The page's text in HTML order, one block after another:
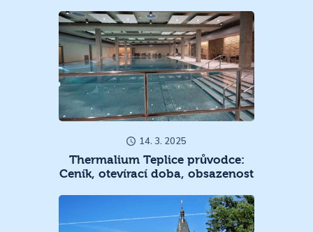
14. 3. 2025
Thermalium Teplice průvodce:
Ceník, otevírací doba, obsazenost